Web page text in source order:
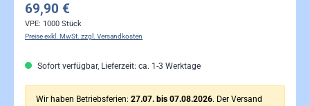
69,90 €
VPE: 1000 Stück
Preise exkl. MwSt. zzgl. Versandkosten
Sofort verfügbar, Lieferzeit: ca. 1-3 Werktage
Wir haben Betriebsferien: 27.07. bis 07.08.2026. Der Versand